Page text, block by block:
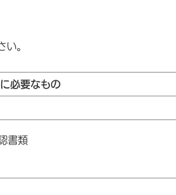
。
必要なもの
書類